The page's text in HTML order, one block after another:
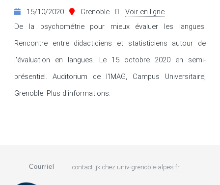
15/10/2020 Grenoble
Voir en ligne
De la psychométrie pour mieux évaluer les langues.
Rencontre entre didacticiens et statisticiens autour de
l'évaluation en langues. Le 15 octobre 2020 en semi-
présentiel. Auditorium de l'IMAG, Campus Universitaire,
Grenoble. Plus d'informations.
Courriel contact.ljk chez univ-grenoble-alpes.fr